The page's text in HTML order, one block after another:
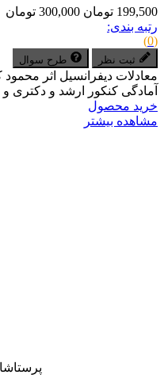
199,500 تومان
300,000 تومان
رتبه بندی:
(0)
ثبت نظر طرح سوال
معادلات دیفرانسیل اثر
آمادگی کنکور ارشد و دکتری
خرید محصول
مشاهده بیشتر